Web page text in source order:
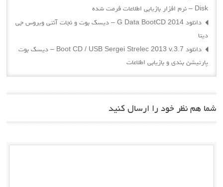
Disk – نرم افزار بازیابی اطلاعات فرمت شده
دانلود G Data BootCD 2014 – دیسک بوت و نجات آنتی ویروس جی
دیتا
دانلود Boot CD / USB Sergei Strelec 2013 v.3.7 – دیسک بوت
پارتیشن بندی و بازیابی اطلاعات
شما هم نظر خود را ارسال کنید